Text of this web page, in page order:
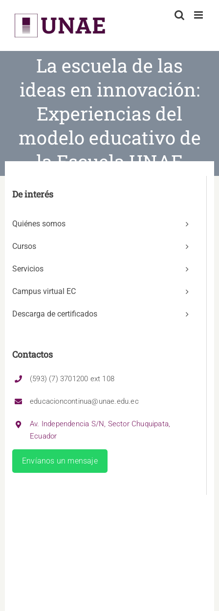
content
La escuela de las
ideas en innovación:
Experiencias del
modelo educativo de
la Escuela UNAE
De interés
Quiénes somos
Cursos
Servicios
Campus virtual EC
Descarga de certificados
Contactos
(593) (7) 3701200 ext 108
educacioncontinua@unae.edu.ec
Av. Independencia S/N, Sector Chuquipata,
Ecuador
Envíanos un mensaje